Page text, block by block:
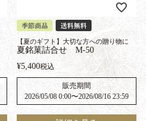
季節商品 送料無料
【夏のギフト】大切な方への贈り物に
夏銘菓詰合せ M-50
¥5,400税込
販売期間
2026/05/08 0:00〜2026/08/16 23:59